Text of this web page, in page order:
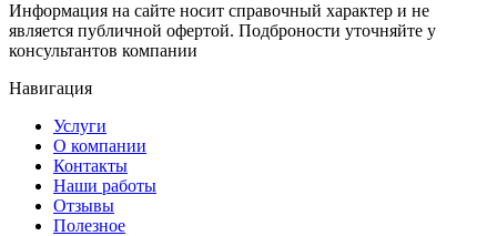
Информация на сайте носит справочный характер и не
является публичной офертой. Подброности уточняйте у
консультантов компании
Навигация
Услуги
О компании
Контакты
Наши работы
Отзывы
Полезное